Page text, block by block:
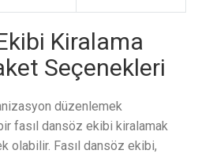
Kiralama
Seçenekleri
düzenlemek
fasıl dansöz ekibi kiralamak
olabilir. Fasıl dansöz ekibi,